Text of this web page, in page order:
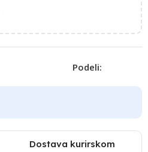
Podeli:
Dostava kurirskom